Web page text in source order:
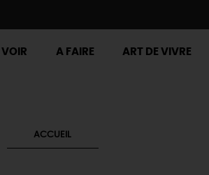
A FAIRE ART DE VIVRE
ACCUEIL